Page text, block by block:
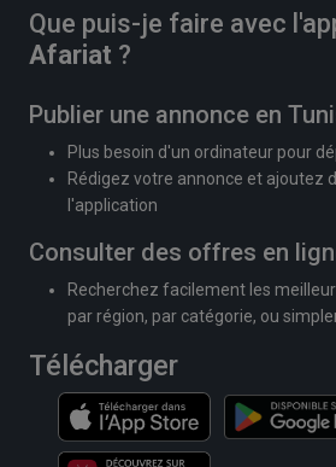
Que puis-je faire avec
Afariat ?
Publier une annonce en
Plus besoin d'un ordinateur pour
Rédigez votre annonce et ajoutez
l'application
Consulter des offres en
Recherchez facilement les
par région, par catégorie, ou
Télécharger